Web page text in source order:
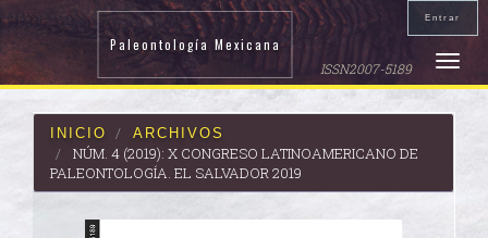
Navegación
principal
Contenido
principal
lateral
Entrar
Toggle
Paleontología Mexicana
ISSN2007-5189
INICIO ARCHIVOS
NÚM. 4 (2019): X CONGRESO LATINOAMERICANO DE
PALEONTOLOGÍA. EL SALVADOR 2019